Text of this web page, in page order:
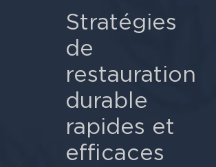
Stratégies
de
restauration
durable
rapides et
efficaces